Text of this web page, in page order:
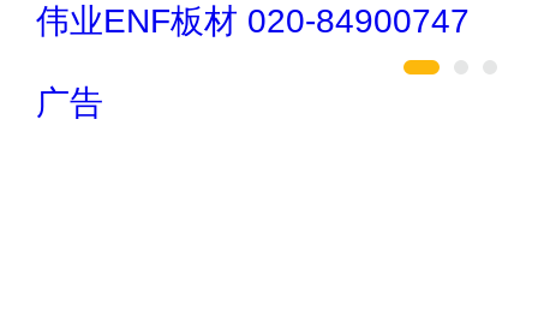
冰尊BENSHION 4008-276-278
广告